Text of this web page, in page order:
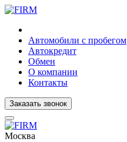
Автомобили с пробегом
Автокредит
Обмен
О компании
Контакты
Заказать звонок
Москва